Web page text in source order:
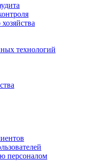
технологий
персоналом